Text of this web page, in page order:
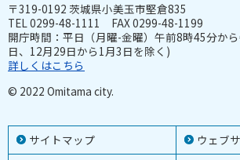
サイトマップ ウェブ
〒319-0192 茨城県小美玉市堅倉835
TEL 0299-48-1111 FAX 0299-48-1199
開庁時間：平日（月曜-金曜）午前8時45分か
日、12月29日から1月3日を除く)
詳しくはこちら
© 2022 Omitama city.